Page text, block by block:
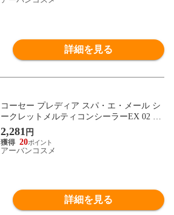
詳細を見る
コーセー プレディア スパ・エ・メール シ
ークレットメルティコンシーラーEX 02 6m
l
2,281 円
20
アーバンコスメ
詳細を見る